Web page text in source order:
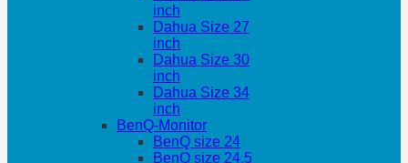
inch
Dahua Size 27
inch
Dahua Size 30
inch
Dahua Size 34
inch
BenQ-Monitor
BenQ size 24
BenQ size 24.5